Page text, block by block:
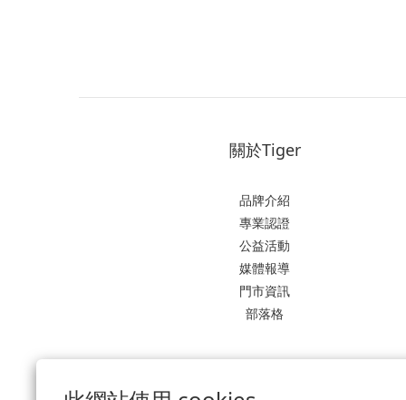
關於Tiger
品牌介紹
專業認證
公益活動
媒體報導
門市資訊
部落格